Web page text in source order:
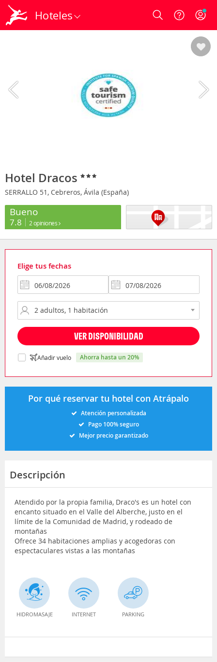
Hoteles Login
Hotel Dracos
SERRALLO 51, Cebreros, Ávila (España)
Bueno
7.8 2 opiniones
Elige tus fechas
VER DISPONIBILIDAD
Añadir vuelo ahorra hasta un 20%
Por qué reservar tu hotel con Atrápalo
Atención personalizada
Pago 100% seguro
Mejor precio garantizado
Descripción
Atendido por la propia familia, Draco's es un hotel con
encanto situado en el Valle del Alberche, justo en el
límite de la Comunidad de Madrid, y rodeado de
montañas
Ofrece 34 habitaciones amplias y acogedoras con
espectaculares vistas a las montañas
HIDROMASAJE INTERNET PARKING